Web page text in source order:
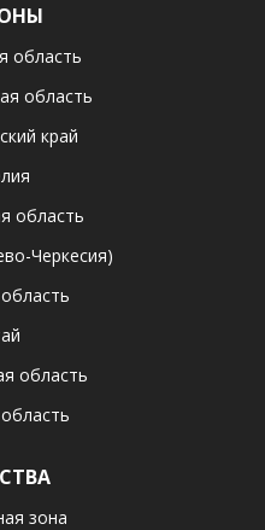
область
область
край
область
Черкесия)
область
зона